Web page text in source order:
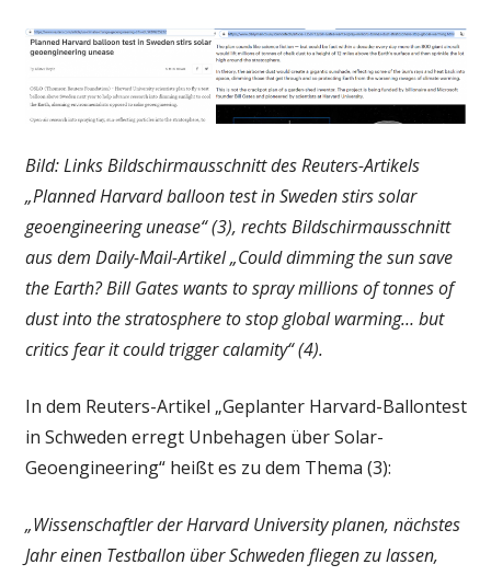
Bild: Links Bildschirmausschnitt des Reuters-Artikels
„Planned Harvard balloon test in Sweden stirs solar
geoengineering unease“ (3), rechts Bildschirmausschnitt
aus dem Daily-Mail-Artikel „Could dimming the sun save
the Earth? Bill Gates wants to spray millions of tonnes of
dust into the stratosphere to stop global warming… but
critics fear it could trigger calamity“ (4).
In dem Reuters-Artikel „Geplanter Harvard-Ballontest
in Schweden erregt Unbehagen über Solar-
Geoengineering“ heißt es zu dem Thema (3):
„Wissenschaftler der Harvard University planen, nächstes
Jahr einen Testballon über Schweden fliegen zu lassen,